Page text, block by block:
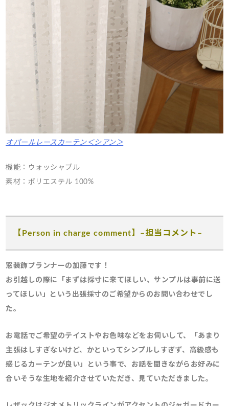
オパールレースカーテン＜シアン＞
機能：ウォッシャブル
素材：ポリエステル 100%
【Person in charge comment】 –担当コメント –
窓装飾プランナーの加藤です！
お引越しの際に「まずは採寸に来てほしい、サンプルは事前に送
ってほしい」という出張採寸のご希望からのお問い合わせでし
た。
お電話でご希望のテイストやお色味などをお伺いして、「あまり
主張はしすぎないけど、かといってシンプルしすぎず、高級感も
感じるカーテンが良い」という事で、お話を聞きながらお好みに
合いそうな生地を紹介させていただき、見ていただきました。